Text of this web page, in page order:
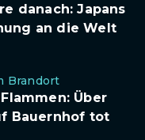
danach: Japans
an die Welt
Brandort
Über
Bauernhof tot